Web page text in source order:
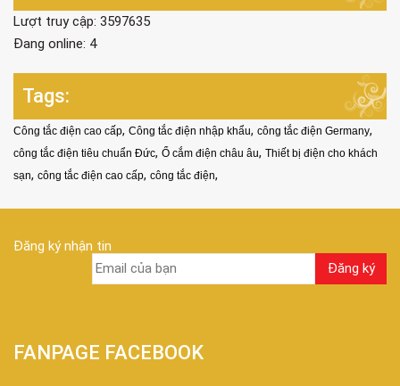
Lượt truy cập: 3597635
Đang online: 4
Tags:
Công tắc điện cao cấp, Công tắc điện nhập khẩu, công tắc điện Germany,
công tắc điện tiêu chuẩn Đức, Ổ cắm điện châu âu, Thiết bị điện cho khách
sạn, công tắc điện cao cấp, công tắc điện,
Đăng ký nhận tin
FANPAGE FACEBOOK